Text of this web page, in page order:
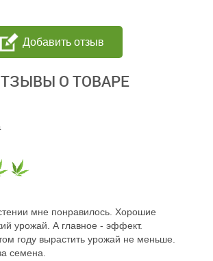
О ТОВАРЕ
Добавить отзыв
мне понравилось. Хорошие
урожай. А главное - эффект.
году вырастить урожай не меньше.
семена.